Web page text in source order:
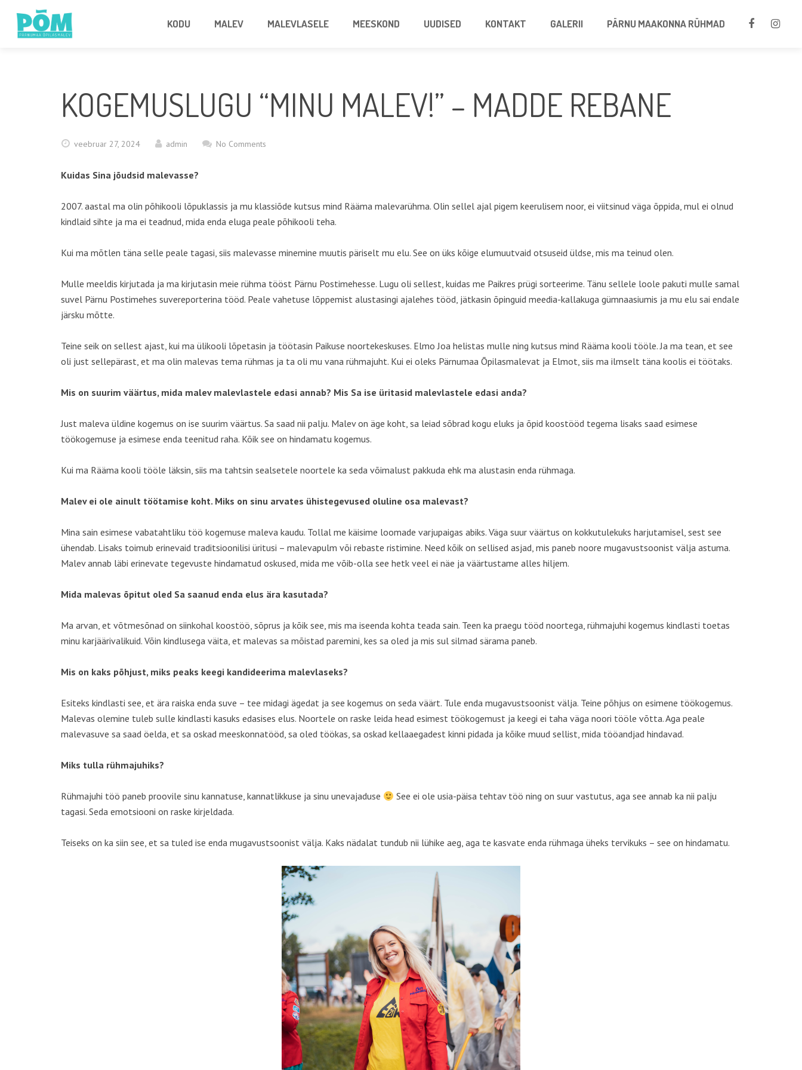
KODU MALEV MALEVLASELE MEESKOND UUDISED KONTAKT GALERII PÄRNU MAAKONNA RÜHMAD
KOGEMUSLUGU “MINU MALEV!” – MADDE REBANE
veebruar 27, 2024 admin No Comments
Kuidas Sina jõudsid malevasse?
2007. aastal ma olin põhikooli lõpuklassis ja mu klassiõde kutsus mind Rääma malevarühma. Olin sellel ajal pigem keerulisem noor, ei viitsinud väga õppida, mul ei olnud
kindlaid sihte ja ma ei teadnud, mida enda eluga peale põhikooli teha.
Kui ma mõtlen täna selle peale tagasi, siis malevasse minemine muutis päriselt mu elu. See on üks kõige elumuutvaid otsuseid üldse, mis ma teinud olen.
Mulle meeldis kirjutada ja ma kirjutasin meie rühma tööst Pärnu Postimehesse. Lugu oli sellest, kuidas me Paikres prügi sorteerime. Tänu sellele loole pakuti mulle samal
suvel Pärnu Postimehes suvereporterina tööd. Peale vahetuse lõppemist alustasingi ajalehes tööd, jätkasin õpinguid meedia-kallakuga gümnaasiumis ja mu elu sai endale
järsku mõtte.
Teine seik on sellest ajast, kui ma ülikooli lõpetasin ja töötasin Paikuse noortekeskuses. Elmo Joa helistas mulle ning kutsus mind Rääma kooli tööle. Ja ma tean, et see
oli just sellepärast, et ma olin malevas tema rühmas ja ta oli mu vana rühmajuht. Kui ei oleks Pärnumaa Õpilasmalevat ja Elmot, siis ma ilmselt täna koolis ei töötaks.
Mis on suurim väärtus, mida malev malevlastele edasi annab? Mis Sa ise üritasid malevlastele edasi anda?
Just maleva üldine kogemus on ise suurim väärtus. Sa saad nii palju. Malev on äge koht, sa leiad sõbrad kogu eluks ja õpid koostööd tegema lisaks saad esimese
töökogemuse ja esimese enda teenitud raha. Kõik see on hindamatu kogemus.
Kui ma Rääma kooli tööle läksin, siis ma tahtsin sealsetele noortele ka seda võimalust pakkuda ehk ma alustasin enda rühmaga.
Malev ei ole ainult töötamise koht. Miks on sinu arvates ühistegevused oluline osa malevast?
Mina sain esimese vabatahtliku töö kogemuse maleva kaudu. Tollal me käisime loomade varjupaigas abiks. Väga suur väärtus on kokkutulekuks harjutamisel, sest see
ühendab. Lisaks toimub erinevaid traditsioonilisi üritusi – malevapulm või rebaste ristimine. Need kõik on sellised asjad, mis paneb noore mugavustsoonist välja astuma.
Malev annab läbi erinevate tegevuste hindamatud oskused, mida me võib-olla see hetk veel ei näe ja väärtustame alles hiljem.
Mida malevas õpitut oled Sa saanud enda elus ära kasutada?
Ma arvan, et võtmesõnad on siinkohal koostöö, sõprus ja kõik see, mis ma iseenda kohta teada sain. Teen ka praegu tööd noortega, rühmajuhi kogemus kindlasti toetas
minu karjäärivalikuid. Võin kindlusega väita, et malevas sa mõistad paremini, kes sa oled ja mis sul silmad särama paneb.
Mis on kaks põhjust, miks peaks keegi kandideerima malevlaseks?
Esiteks kindlasti see, et ära raiska enda suve – tee midagi ägedat ja see kogemus on seda väärt. Tule enda mugavustsoonist välja. Teine põhjus on esimene töökogemus.
Malevas olemine tuleb sulle kindlasti kasuks edasises elus. Noortele on raske leida head esimest töökogemust ja keegi ei taha väga noori tööle võtta. Aga peale
malevasuve sa saad öelda, et sa oskad meeskonnatööd, sa oled töökas, sa oskad kellaaegadest kinni pidada ja kõike muud sellist, mida tööandjad hindavad.
Miks tulla rühmajuhiks?
Rühmajuhi töö paneb proovile sinu kannatuse, kannatlikkuse ja sinu unevajaduse
See ei ole usia-päisa tehtav töö ning on suur vastutus, aga see annab ka nii palju
tagasi. Seda emotsiooni on raske kirjeldada.
Teiseks on ka siin see, et sa tuled ise enda mugavustsoonist välja. Kaks nädalat tundub nii lühike aeg, aga te kasvate enda rühmaga üheks tervikuks – see on hindamatu.